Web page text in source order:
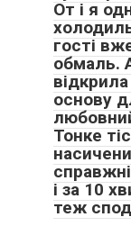
От і я
гості
обмаль.
основу
Тонке
і за 10
теж